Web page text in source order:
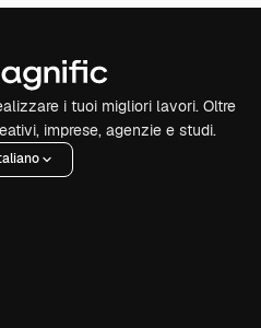
i tuoi migliori lavori. Oltre
imprese, agenzie e studi.